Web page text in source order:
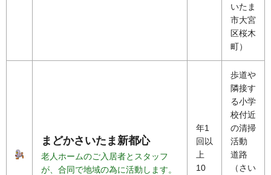
いたま
市大宮
区桜木
町）
まどかさいたま新都心
老人ホームのご入居者とスタッフ
が、合同で地域の為に活動します。
年1
回以
上
10
歩道や
隣接す
る小学
校付近
の清掃
活動
道路
（さい